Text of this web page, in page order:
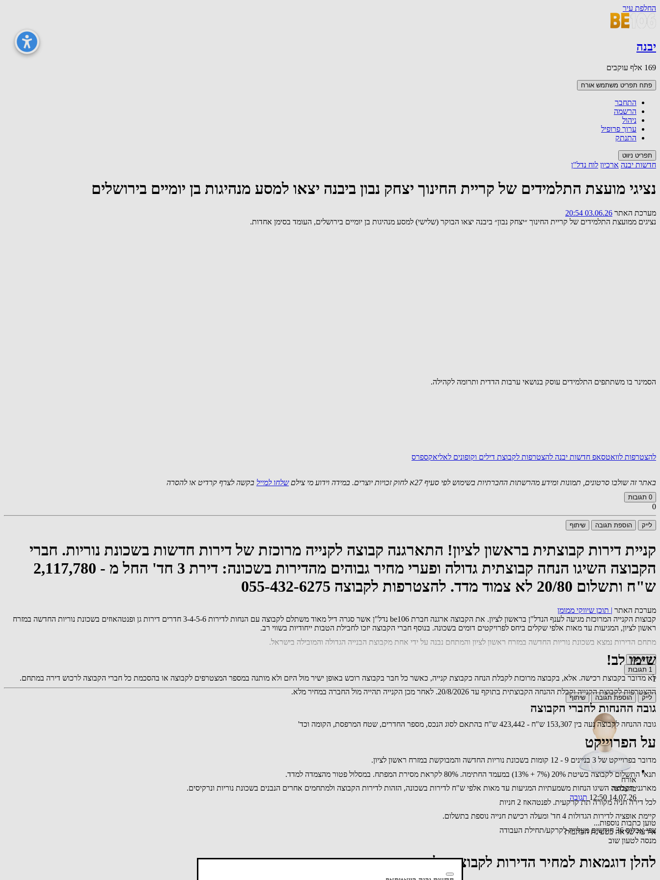
החלפת עיר
יבנה
169 אלף עוקבים
פתח תפריט משתמש אורח
התחבר
הרשמה
ניהול
ערוך פרופיל
התנתק
תפריט ניווט
חדשות יבנה ארכיון לוח נדל"ן
נציגי מועצת התלמידים של קריית החינוך יצחק נבון ביבנה יצאו למסע מנהיגות בן יומיים בירושלים
מערכת האתר 03.06.26 20:54
נציגים ממועצת התלמידים של קריית החינוך ״יצחק נבון״ ביבנה יצאו הבוקר (שלישי) למסע מנהיגות בן יומיים בירושלים, העומד בסימן אחדות.
הסמינר בו משתתפים התלמידים עוסק בנושאי ערבות הדדית ותרומה לקהילה.
להצטרפות לוואטסאפ חדשות יבנה להצטרפות לקבוצת דילים וקופונים לאליאקספרס
באתר זה שולבו סרטונים, תמונות ומידע מהרשתות החברתיות בשימוש לפי סעיף 27א לחוק זכויות יוצרים. במידה וידוע מי צילם שלחו למייל בקשה לצרף קרדיט או להסרה
0 תגובות
0
לייק הוספת תגובה שיתוף
קניית דירות קבוצתית בראשון לציון! התארגנה קבוצה לקנייה מרוכזת של דירות חדשות בשכונת נוריות. חברי
הקבוצה השיגו הנחה קבוצתית גדולה ופערי מחיר גבוהים מהדירות בשכונה: דירת 3 חד' החל מ - 2,117,780
ש"ח ותשלום 20/80 לא צמוד מדד. להצטרפות לקבוצה 055-432-6275
מערכת האתר | תוכן שיווקי ממומן
קבוצות הקנייה המרוכזת מגיעה לענף הנדל"ן בראשון לציון. את הקבוצה ארגנה חברת be106 נדל"ן אשר סגרה דיל מאוד משתלם לקבוצה עם הנחות לדירות 3-4-5-6 חדרים דירות גן ופנטהאוזים בשכונת נוריות החדשה במזרח
ראשון לציון, המגיעות עד מאות אלפי שקלים ביחס לפרויקטים דומים בשכונה. בנוסף חברי הקבוצה יזכו לחבילת הטבות ייחודיות בשווי רב.
מתחם הדירות נמצא בשכונת נוריות החדשה במזרח ראשון לציון והמתחם נבנה על ידי אחת מקבוצת הבנייה הגדולה והמובילה בישראל.
שימו לב!
לא מדובר בקבוצת רכישה. אלא, בקבוצה מרוכזת לקבלת הנחה כקבוצת קנייה, כאשר כל חבר בקבוצה רוכש באופן ישיר מול היזם ולא מותנה במספר המצטרפים לקבוצה או בהסכמת כל חברי הקבוצה לרכוש דירה במתחם.
ההצטרפות לקבוצת הקנייה וקבלת ההנחה הקבוצתית בתוקף עד 20/8/2026. לאחר מכן הקנייה תהייה מול החברה במחיר מלא.
גובה ההנחות לחברי הקבוצה
גובה ההנחה לקבוצה נעה בין 153,307 ש"ח - 423,442 ש"ח בהתאם לסוג הנכס, מספר החדרים, שטח המרפסת, הקומה וכד'
על הפרוייקט
מדובר בפרוייקט של 3 בניינים 9 - 12 קומות בשכונת נוריות החדשה והמבוקשת במזרח ראשון לציון.
תנאי התשלום לקבוצה בשיטת 20% (7% + 13%) במעמד החתימה. 80% לקראת מסירת המפתח. במסלול פטור מהצמדה למדד.
מארגני הקבוצה השיגו הנחות משמעתיות המגיעות עד מאות אלפי ש"ח לדירות בשכונה, הזהות לדירות הקבוצה ולמתחמים אחרים הנבנים בשכונת נוריות ונרקיסים.
לכל דירה חניה מקורה תת קרקעית. לפנטהאוז 2 חניות
קיימת אופציה לדירות הגדולות 4 חד' ומעלה רכישת חנייה נוספת בתשלום.
צפי אכלוס 36 חודשים מעלייה לקרקע/תחילת העבודה
להלן דוגמאות למחיר הדירות לקבוצה בלבד
קרא עוד
1 תגובות
1
לייק הוספת תגובה שיתוף
אורח
בהצלחה
14.07.26 12:50
תגובה
טוען כתבות נוספות...
אירעה שגיאה בטעינת הכתבות
מנסה לטעון שוב